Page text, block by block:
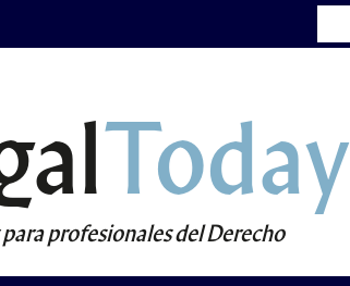
Today
profesionales del Derecho